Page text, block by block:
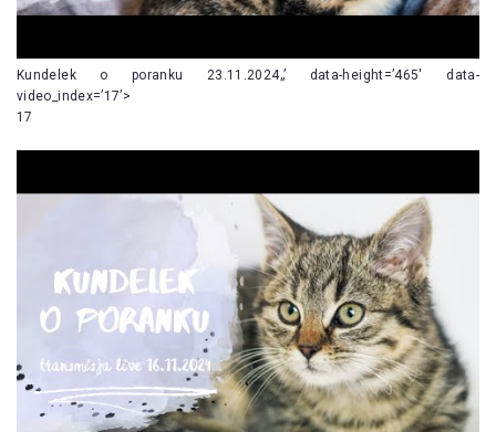
Kundelek o poranku 23.11.2024„’ data-height=’465′ data-
video_index=’17’>
17